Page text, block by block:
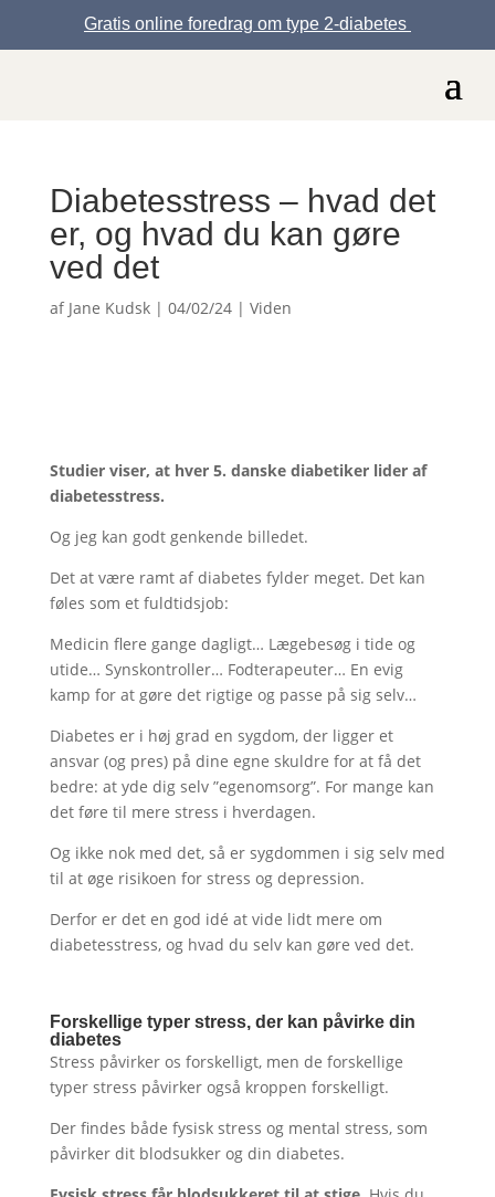
Gratis online foredrag om type 2-diabetes
Diabetesstress – hvad det
er, og hvad du kan gøre
ved det
af Jane Kudsk| 04/02/24| Viden
Studier viser, at hver 5. danske diabetiker lider af
diabetesstress.
Og jeg kan godt genkende billedet.
Det at være ramt af diabetes fylder meget. Det kan
føles som et fuldtidsjob:
Medicin flere gange dagligt… Lægebesøg i tide og
utide… Synskontroller… Fodterapeuter… En evig
kamp for at gøre det rigtige og passe på sig selv…
Diabetes er i høj grad en sygdom, der ligger et
ansvar (og pres) på dine egne skuldre for at få det
bedre: at yde dig selv ”egenomsorg”. For mange kan
det føre til mere stress i hverdagen.
Og ikke nok med det, så er sygdommen i sig selv med
til at øge risikoen for stress og depression.
Derfor er det en god idé at vide lidt mere om
diabetesstress, og hvad du selv kan gøre ved det.
Forskellige typer stress, der kan påvirke din
diabetes
Stress påvirker os forskelligt, men de forskellige
typer stress påvirker også kroppen forskelligt.
Der findes både fysisk stress og mental stress, som
påvirker dit blodsukker og din diabetes.